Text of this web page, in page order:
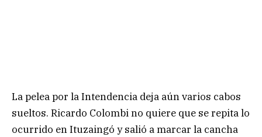
La pelea por la Intendencia deja aún varios cabos
sueltos. Ricardo Colombi no quiere que se repita lo
ocurrido en Ituzaingó y salió a marcar la cancha